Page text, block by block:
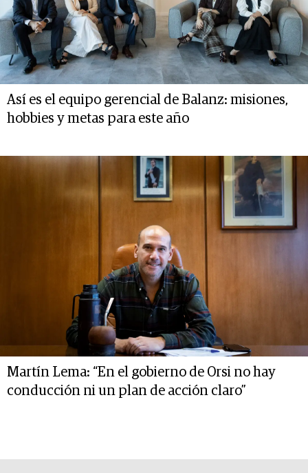
Así es el equipo gerencial de Balanz: misiones,
hobbies y metas para este año
Martín Lema: “En el gobierno de Orsi no hay
conducción ni un plan de acción claro”